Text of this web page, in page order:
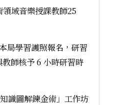
域音樂授課教師25
學習護照報名，研習
師核予 6 小時研習時
識圖解鍊金術」工作坊